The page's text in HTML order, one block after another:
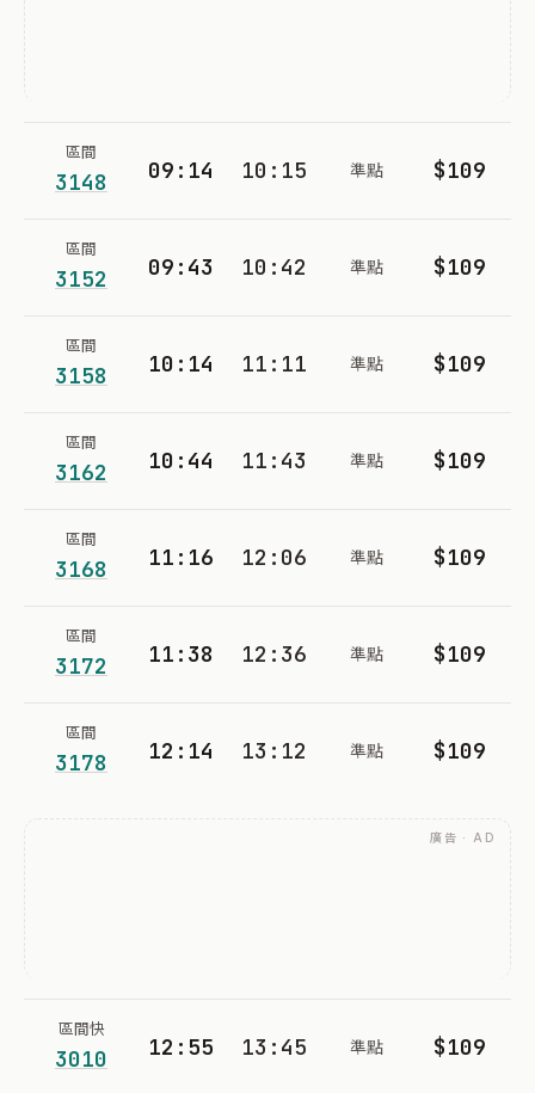
區間
3148 09:14 10:15 準點 $109
區間
3152 09:43 10:42 準點 $109
區間
3158 10:14 11:11 準點 $109
區間
3162 10:44 11:43 準點 $109
區間
3168 11:16 12:06 準點 $109
區間
3172 11:38 12:36 準點 $109
區間
3178 12:14 13:12 準點 $109
廣告 · AD
區間快
3010 12:55 13:45 準點 $109